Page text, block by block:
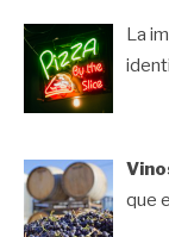
La
que